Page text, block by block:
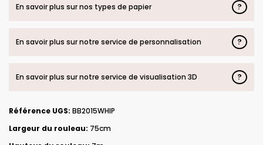
En savoir plus sur nos types de papier ?
En savoir plus sur notre service de personnalisation ?
En savoir plus sur notre service de visualisation 3D ?
Référence UGS: BB2015WHIP
Largeur du rouleau: 75cm